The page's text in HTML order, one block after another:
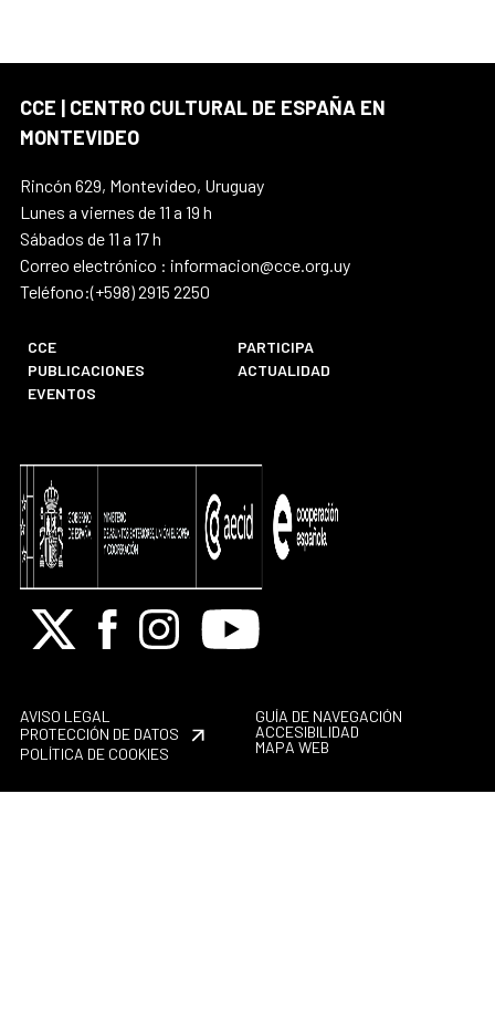
CCE | CENTRO CULTURAL DE ESPAÑA EN
MONTEVIDEO
Rincón 629, Montevideo, Uruguay
Lunes a viernes de 11 a 19 h
Sábados de 11 a 17 h
Correo electrónico : informacion@cce.org.uy
Teléfono:(+598) 2915 2250
CCE
PARTICIPA
PUBLICACIONES
ACTUALIDAD
EVENTOS
X FacebookInstagramYoutube
AVISO LEGAL
PROTECCIÓN DE DATOS
POLÍTICA DE COOKIES
GUÍA DE NAVEGACIÓN
ACCESIBILIDAD
MAPA WEB